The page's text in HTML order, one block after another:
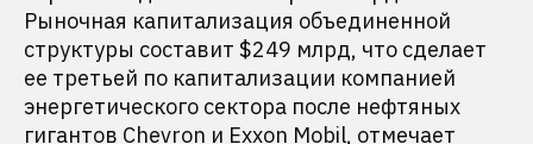
Рыночная капитализация объединенной
структуры составит $249 млрд, что сделает
ее третьей по капитализации компанией
энергетического сектора после нефтяных
гигантов Chevron и Exxon Mobil, отмечает